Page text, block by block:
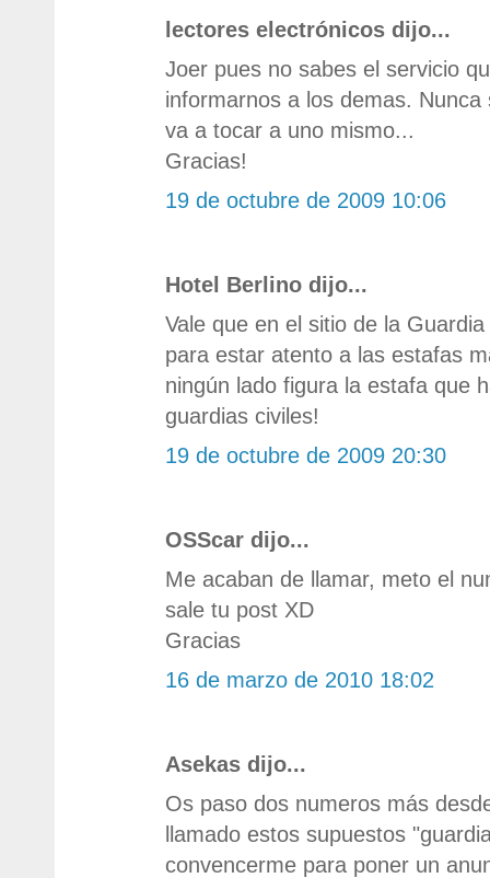
lectores electrónicos dijo...
Joer pues no sabes el servicio
informarnos a los demas.
va a tocar a uno mismo...
Gracias!
19 de octubre de 2009 10:06
Hotel Berlino dijo...
Vale que en el sitio de la
para estar atento a las estafas
ningún lado figura la estafa que
guardias civiles!
19 de octubre de 2009 20:30
OSScar dijo...
Me acaban de llamar, meto el
sale tu post XD
Gracias
16 de marzo de 2010 18:02
Asekas dijo...
Os paso dos numeros más
llamado estos supuestos
convencerme para poner un